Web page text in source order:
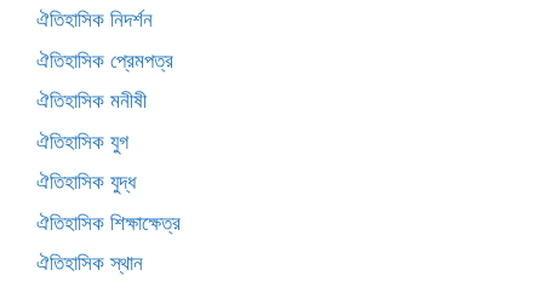
ঐতিহাসিক নিদর্শন
ঐতিহাসিক প্রেমপত্র
ঐতিহাসিক মনীষী
ঐতিহাসিক যুগ
ঐতিহাসিক যুদ্ধ
ঐতিহাসিক শিক্ষাক্ষেত্র
ঐতিহাসিক স্থান